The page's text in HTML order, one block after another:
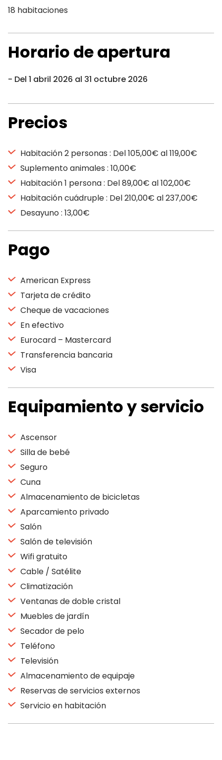
18 habitaciones
Horario de apertura
Del 1 abril 2026 al 31 octubre 2026
Precios
Habitación 2 personas : Del 105,00€ al 119,00€
Suplemento animales : 10,00€
Habitación 1 persona : Del 89,00€ al 102,00€
Habitación cuádruple : Del 210,00€ al 237,00€
Desayuno : 13,00€
Pago
American Express
Tarjeta de crédito
Cheque de vacaciones
En efectivo
Eurocard – Mastercard
Transferencia bancaria
Visa
Equipamiento y servicio
Ascensor
Silla de bebé
Seguro
Cuna
Almacenamiento de bicicletas
Aparcamiento privado
Salón
Salón de televisión
Wifi gratuito
Cable / Satélite
Climatización
Ventanas de doble cristal
Muebles de jardín
Secador de pelo
Teléfono
Televisión
Almacenamiento de equipaje
Reservas de servicios externos
Servicio en habitación